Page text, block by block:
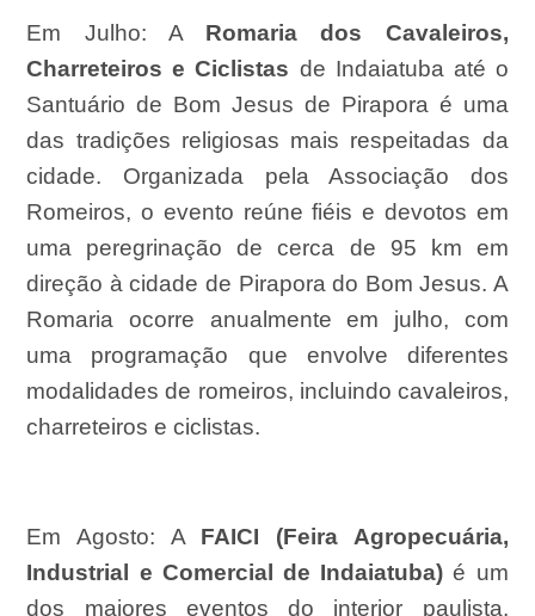
Em Julho: A Romaria dos Cavaleiros,
Charreteiros e Ciclistas de Indaiatuba até o
Santuário de Bom Jesus de Pirapora é uma
das tradições religiosas mais respeitadas da
cidade. Organizada pela Associação dos
Romeiros, o evento reúne fiéis e devotos em
uma peregrinação de cerca de 95 km em
direção à cidade de Pirapora do Bom Jesus. A
Romaria ocorre anualmente em julho, com
uma programação que envolve diferentes
modalidades de romeiros, incluindo cavaleiros,
charreteiros e ciclistas.
Em Agosto: A FAICI (Feira Agropecuária,
Industrial e Comercial de Indaiatuba) é um
dos maiores eventos do interior paulista,